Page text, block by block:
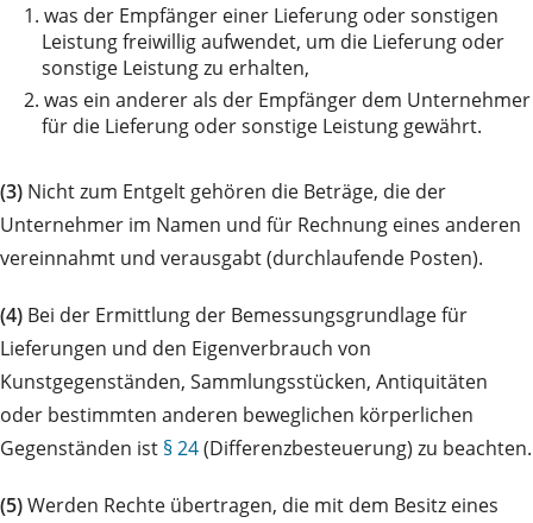
1. was der Empfänger einer Lieferung oder sonstigen
Leistung freiwillig aufwendet, um die Lieferung oder
sonstige Leistung zu erhalten,
2. was ein anderer als der Empfänger dem Unternehmer
für die Lieferung oder sonstige Leistung gewährt.
(3) Nicht zum Entgelt gehören die Beträge, die der
Unternehmer im Namen und für Rechnung eines anderen
vereinnahmt und verausgabt (durchlaufende Posten).
(4) Bei der Ermittlung der Bemessungsgrundlage für
Lieferungen und den Eigenverbrauch von
Kunstgegenständen, Sammlungsstücken, Antiquitäten
oder bestimmten anderen beweglichen körperlichen
Gegenständen ist § 24(Differenzbesteuerung) zu beachten.
(5)Werden Rechte übertragen, die mit dem Besitz eines